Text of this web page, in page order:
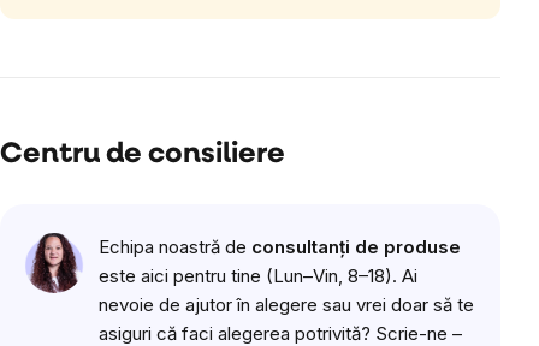
Centru de consiliere
Echipa noastră de consultanți de produse
este aici pentru tine (Lun–Vin, 8–18). Ai
nevoie de ajutor în alegere sau vrei doar să te
asiguri că faci alegerea potrivită? Scrie-ne –